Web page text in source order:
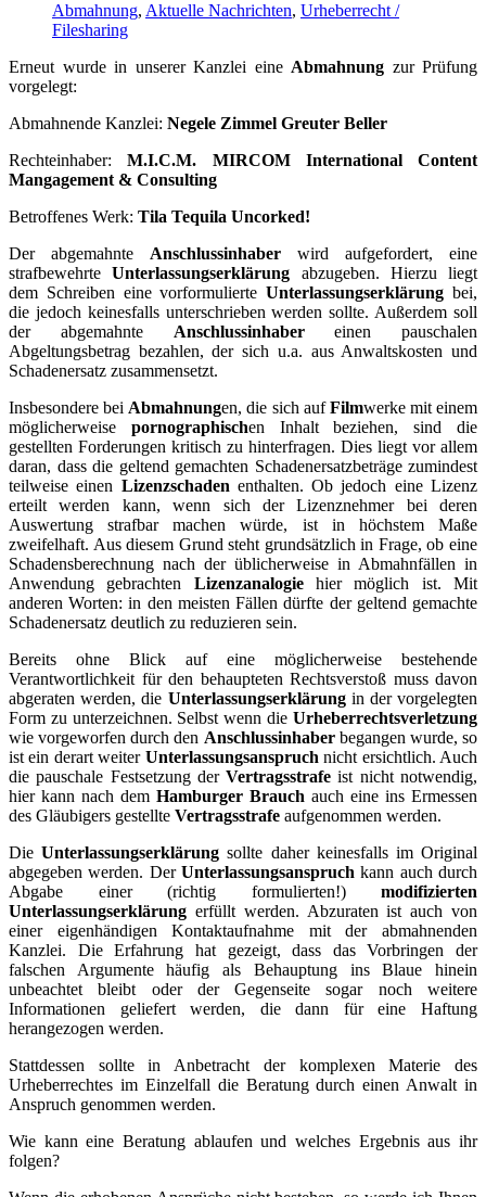
Abmahnung, Aktuelle Nachrichten, Urheberrecht /
Filesharing
Erneut wurde in unserer Kanzlei eine Abmahnung zur Prüfung
vorgelegt:
Abmahnende Kanzlei: Negele Zimmel Greuter Beller
Rechteinhaber:M.I.C.M. MIRCOM International Content
Mangagement & Consulting
Betroffenes Werk: Tila Tequila Uncorked!
Der abgemahnte Anschlussinhaber wird aufgefordert, eine
strafbewehrteUnterlassungserklärung abzugeben. Hierzu liegt
dem Schreiben eine vorformulierteUnterlassungserklärung bei,
die jedoch keinesfalls unterschrieben werden sollte. Außerdem soll
der abgemahnte Anschlussinhabereinen pauschalen
Abgeltungsbetrag bezahlen, der sich u.a. aus Anwaltskosten und
Schadenersatz zusammensetzt.
Insbesondere beiAbmahnungen, die sich aufFilmwerke mit einem
möglicherweise pornographischen Inhalt beziehen, sind die
gestellten Forderungen kritisch zu hinterfragen. Dies liegt vor allem
daran, dass die geltend gemachten Schadenersatzbeträge zumindest
teilweise einen Lizenzschadenenthalten. Ob jedoch eine Lizenz
erteilt werden kann, wenn sich der Lizenznehmer bei deren
Auswertung strafbar machen würde, ist in höchstem Maße
zweifelhaft. Aus diesem Grund steht grundsätzlich in Frage, ob eine
Schadensberechnung nach der üblicherweise in Abmahnfällen in
Anwendung gebrachten Lizenzanalogiehier möglich ist. Mit
anderen Worten: in den meisten Fällen dürfte der geltend gemachte
Schadenersatz deutlich zu reduzieren sein.
Bereits ohne Blick auf eine möglicherweise bestehende
Verantwortlichkeit für den behaupteten Rechtsverstoß muss davon
abgeraten werden, die Unterlassungserklärungin der vorgelegten
Form zu unterzeichnen. Selbst wenn die Urheberrechtsverletzung
wie vorgeworfen durch den Anschlussinhaberbegangen wurde, so
ist ein derart weiter Unterlassungsanspruchnicht ersichtlich. Auch
die pauschale Festsetzung derVertragsstrafe ist nicht notwendig,
hier kann nach dem Hamburger Brauch auch eine ins Ermessen
des Gläubigers gestellte Vertragsstrafe aufgenommen werden.
DieUnterlassungserklärung sollte daher keinesfalls im Original
abgegeben werden. Der Unterlassungsanspruch kann auch durch
Abgabe einer (richtig formulierten!) modifizierten
Unterlassungserklärung erfüllt werden. Abzuraten ist auch von
einer eigenhändigen Kontaktaufnahme mit der abmahnenden
Kanzlei. Die Erfahrung hat gezeigt, dass das Vorbringen der
falschen Argumente häufig als Behauptung ins Blaue hinein
unbeachtet bleibt oder der Gegenseite sogar noch weitere
Informationen geliefert werden, die dann für eine Haftung
herangezogen werden.
Stattdessen sollte in Anbetracht der komplexen Materie des
Urheberrechtes im Einzelfall die Beratung durch einen Anwalt in
Anspruch genommen werden.
Wie kann eine Beratung ablaufen und welches Ergebnis aus ihr
folgen?